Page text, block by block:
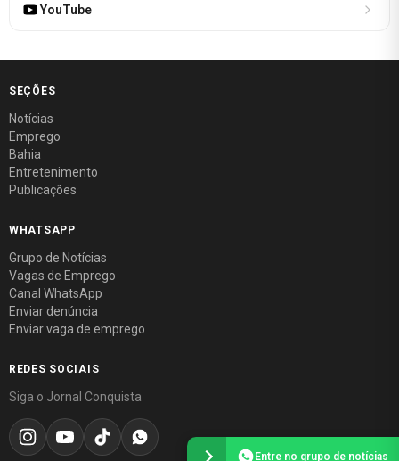
YouTube
SEÇÕES
Notícias
Emprego
Bahia
Entretenimento
Publicações
WHATSAPP
Grupo de Notícias
Vagas de Emprego
Canal WhatsApp
Enviar denúncia
Enviar vaga de emprego
REDES SOCIAIS
Siga o Jornal Conquista
Entre no grupo de notícias